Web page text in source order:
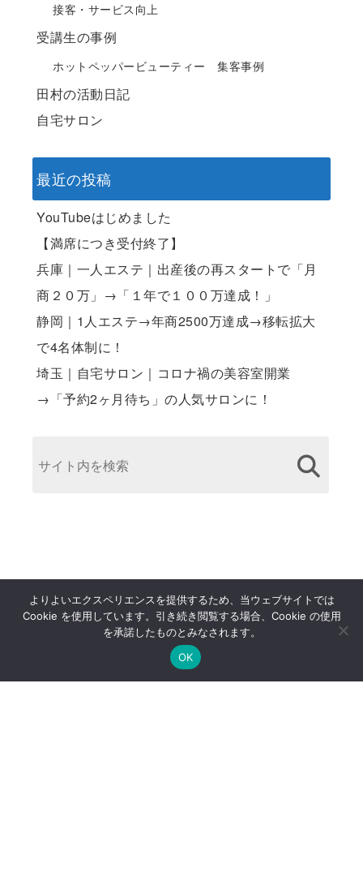
接客・サービス向上
受講生の事例
ホットペッパービューティー 集客事例
田村の活動日記
自宅サロン
最近の投稿
YouTubeはじめました
【満席につき受付終了】
兵庫｜一人エステ｜出産後の再スタートで「月
商２０万」→「１年で１００万達成！」
静岡｜1人エステ→年商2500万達成→移転拡大
で4名体制に！
埼玉｜自宅サロン｜コロナ禍の美容室開業
→「予約2ヶ月待ち」の人気サロンに！
Instagram
よりよいエクスペリエンスを提供するため、当ウェブサイトでは
Cookie を使用しています。引き続き閲覧する場合、Cookie の使用
を承諾したものとみなされます。
OK